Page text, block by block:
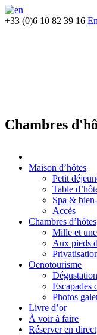
+33 (0)6 10 82 39 16
Chambres
Maison d’hôtes
Petit
Table
Spa &
Accès
Chambres d’hôtes
Mille et
Aux pieds
Oenotourisme
Escapades
Photos
Livre d’or
À voir à faire
Réserver en direct